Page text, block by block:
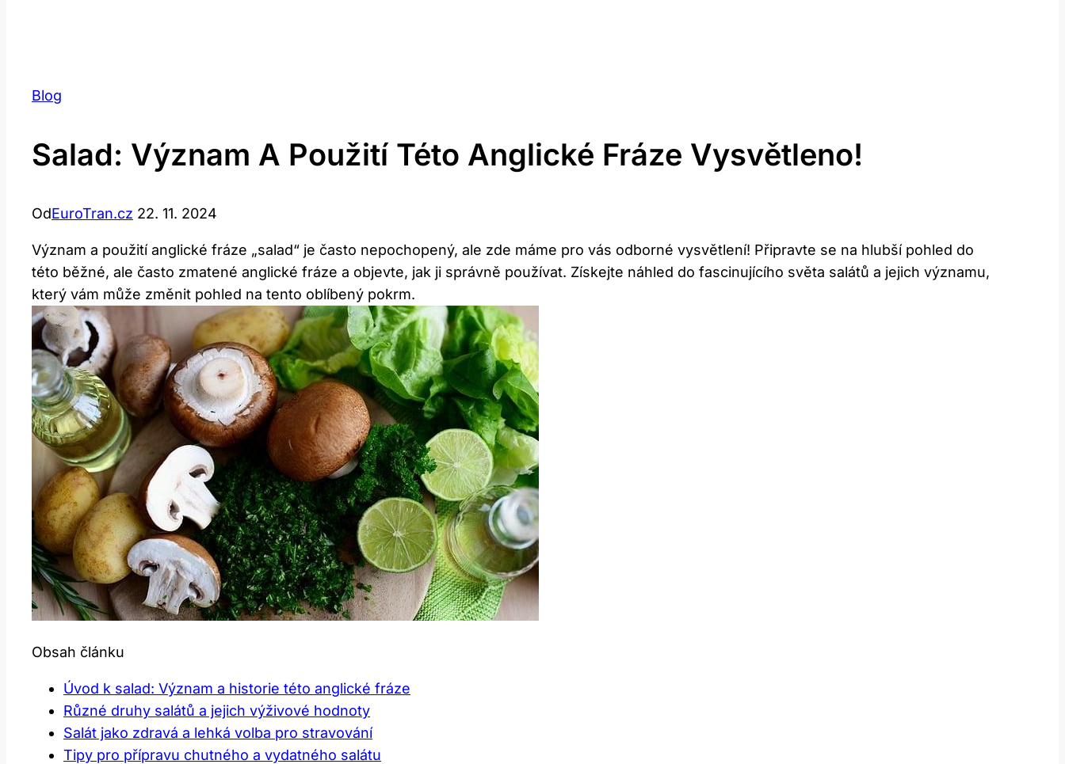
Blog
Salad: Význam A Použití Této Anglické Fráze Vysvětleno!
OdEuroTran.cz 22. 11. 2024
Význam a použití anglické fráze „salad“ je často nepochopený, ale zde máme pro vás odborné vysvětlení! Připravte se na hlubší pohled do
této běžné, ale často zmatené anglické fráze a objevte, jak ji správně používat. Získejte náhled do fascinujícího světa salátů a jejich významu,
který vám může změnit pohled na tento oblíbený pokrm.
Obsah článku
Úvod k salad: Význam a historie této anglické fráze
Různé druhy salátů a jejich výživové hodnoty
Salát jako zdravá a lehká volba pro stravování
Tipy pro přípravu chutného a vydatného salátu